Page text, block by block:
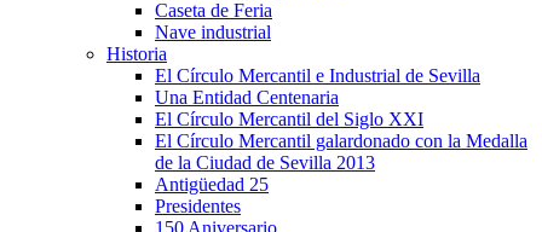
Caseta de Feria
Nave industrial
Historia
El Círculo Mercantil e Industrial de Sevilla
Una Entidad Centenaria
El Círculo Mercantil del Siglo XXI
El Círculo Mercantil galardonado con la Medalla
de la Ciudad de Sevilla 2013
Antigüedad 25
Presidentes
150 Aniversario